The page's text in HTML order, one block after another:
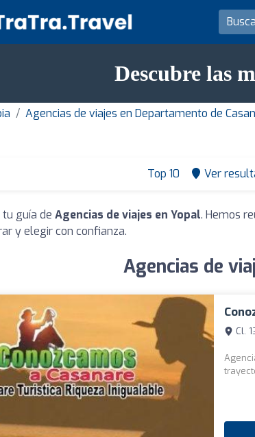
Descubre las
Agencias de viajes en Departamento de
Top 10 Ver
tu guía de Agencias de viajes en Yopal. Hemos
y elegir con confianza.
Agencias de
Cl.